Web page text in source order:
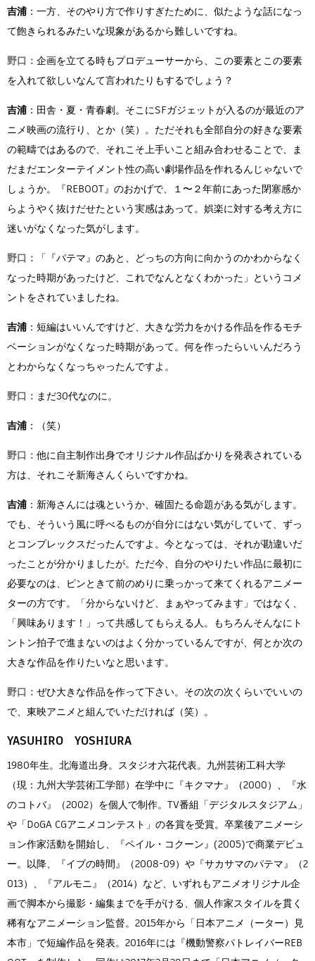
吉浦 ：一方、そのやり方で作りすぎたために、似たような話になっ
て飽きられるみたいな現象があるから難しいですね。
野口： 企画を立てる時もプロデューサーから、この要素とこの要素
を入れて欲しいなんて言われたりもするでしょう？
吉浦 ：田舎・夏・青春劇。そこにSFガジェットが入るのが最近のア
ニメ映画の流行り、とか（笑）。ただそれも全部自分の好きな要素
の範疇ではあるので、それこそ上手いこと組み合わせることで、ま
だまだエンターテイメント性の高い劇場作品を作れるんじゃないで
しょうか。『REBOOT』のおかげで、１〜２年前にあった閉塞感か
らようやく抜けだせたという実感はあって。娯楽に対する考え方に
迷いがなくなった気がします。
野口：
「『パテマ』のあと、どっちの方向に向かうのかわからなく
なった時期があったけど、これでなんとなくわかった」というコメ
ントをされていましたね。
吉浦 ：短編はいいんですけど、大きな労力をかける作品を作るモチ
ベーションがなくなった時期があって。何を作ったらいいんだろう
とわからなくなっちゃったんですよ。
野口： まだ30代なのに。
吉浦 ：（笑）
野口： 他に自主制作出身でオリジナル作品ばかりを発表されている
方は、それこそ新海さんくらいですかね。
吉浦 ：新海さんには魂というか、確固たる命題がある気がします。
でも、そういう風に呼べるものが自分にはない気がしていて、ずっ
とコンプレックスだったんですよ。今となっては、それが勘違いだ
ったことが分かりましたが。ただ今、自分のやりたい作品に最初に
必要なのは、ピンときて前のめりに乗っかって来てくれるアニメー
ターの方です。「分からないけど、まぁやってみます」ではなく、
「興味あります！」って共感してもらえる人。もちろんそんなにト
ントン拍子で進まないのはよく分かっているんですが、何とか次の
大きな作品を作りたいなと思います。
野口： ぜひ大きな作品を作って下さい。その次の次くらいでいいの
で、東映アニメと組んでいただければ（笑）。
YASUHIRO YOSHIURA
1980年生。北海道出身。スタジオ六花代表。九州芸術工科大学
（現：九州大学芸術工学部）在学中に『キクマナ』（2000）、『水
のコトバ』（2002）を個人で制作。TV番組「デジタルスタジアム」
や「DoGA CGアニメコンテスト」の各賞を受賞。卒業後アニメーシ
ョン作家活動を開始し、『ペイル・コクーン』(2005)で商業デビュ
ー。以降、『イブの時間』（2008-09）や『サカサマのパテマ』（2
013）、『アルモニ』（2014）など、いずれもアニメオリジナル企
画で脚本から撮影・編集までを手がける、個人作家スタイルを貫く
稀有なアニメーション監督。2015年から「日本アニメ（ーター）見
本市」で短編作品を発表。2016年には『機動警察パトレイバーREB